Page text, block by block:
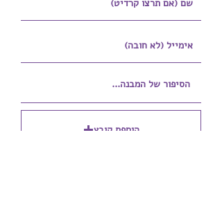
הוספת קובץ